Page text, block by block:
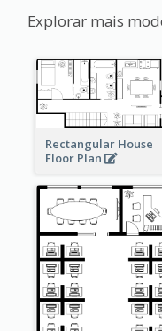
Explorar mais
Rectangular House
Floor Plan